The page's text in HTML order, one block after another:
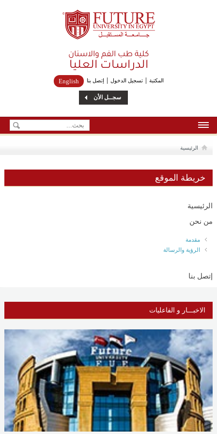
Future University
كلية طب الفم والاسنان
الدراسات العليا
المكتبة تسجيل الدخول إتصل بنا English
سجــل الأن
إتصل بنا
الرئيسية
خريطة الموقع
الرئيسية
من نحن
مقدمة
الرؤية والرسالة
إتصل بنا
الاخبـــار و الفاعليات